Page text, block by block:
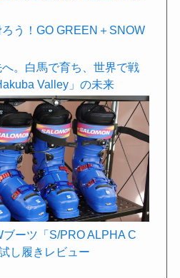
う！GO GREEN＋SNOW
。白馬で育ち、世界で戦
Valley」の未来
ーツ「S/PRO ALPHA C
し履きレビュー